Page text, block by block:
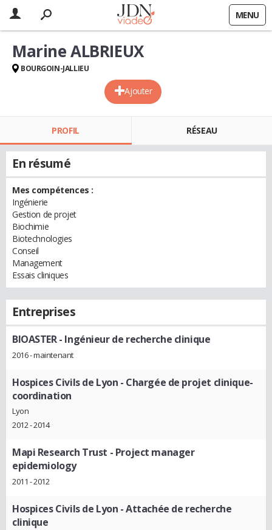
MENU
Ajouter
Marine ALBRIEUX
BOURGOIN-JALLIEU
PROFIL RÉSEAU
En résumé
Mes compétences :
Ingénierie
Gestion de projet
Biochimie
Biotechnologies
Conseil
Management
Essais cliniques
Entreprises
BIOASTER- Ingénieur de recherche clinique
2016 - maintenant
Hospices Civils de Lyon - Chargée de projet clinique-
coordination
Lyon
2012 - 2014
Mapi Research Trust - Project manager
epidemiology
2011 - 2012
Hospices Civils de Lyon - Attachée de recherche
clinique